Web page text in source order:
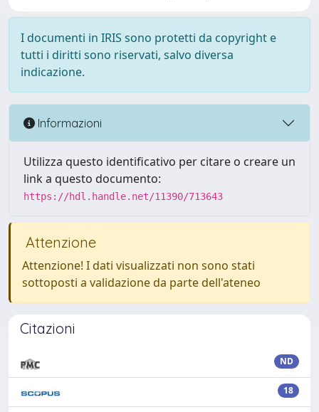
I documenti in IRIS sono protetti da copyright e
tutti i diritti sono riservati, salvo diversa
indicazione.
Informazioni
Utilizza questo identificativo per citare o creare un
link a questo documento:
https://hdl.handle.net/11390/713643
Attenzione
Attenzione! I dati visualizzati non sono stati
sottoposti a validazione da parte dell'ateneo
Citazioni
ND
18